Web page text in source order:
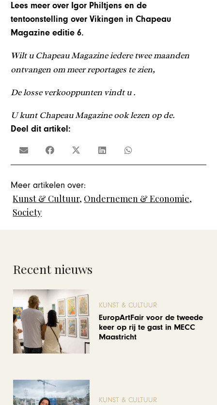
Lees meer over Igor Philtjens en de
tentoonstelling over Vikingen in Chapeau
Magazine editie 6.
Wilt u Chapeau Magazine iedere twee maanden
ontvangen om meer reportages te zien,
De losse verkooppunten vindt u .
U kunt Chapeau Magazine ook lezen op de.
Deel dit artikel:
Meer artikelen over:
Kunst & Cultuur, Ondernemen & Economie,
Society
Recent nieuws
KUNST & CULTUUR
EuropArtFair voor de tweede
keer op rij te gast in MECC
Maastricht
KUNST & CULTUUR